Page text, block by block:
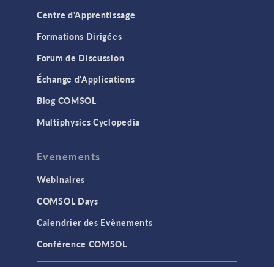
Centre d'Apprentissage
Formations Dirigées
Forum de Discussion
Échange d'Applications
Blog COMSOL
Multiphysics Cyclopedia
Evenements
Webinaires
COMSOL Days
Calendrier des Evènements
Conférence COMSOL